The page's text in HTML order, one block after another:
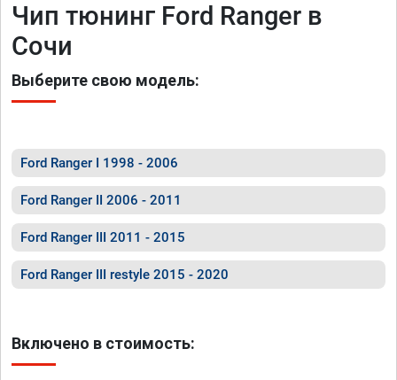
Чип тюнинг Ford Ranger в
Сочи
Выберите свою модель:
Ford Ranger I 1998 - 2006
Ford Ranger II 2006 - 2011
Ford Ranger III 2011 - 2015
Ford Ranger III restyle 2015 - 2020
Включено в стоимость: